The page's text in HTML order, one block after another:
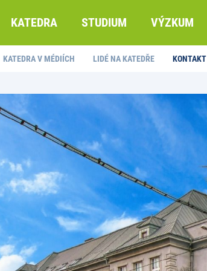
KATEDRA STUDIUM VÝZKUM
KATEDRA V MÉDIÍCH LIDÉ NA KATEDŘE KONTAKT